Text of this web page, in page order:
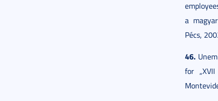
a
Pécs,
46.
for